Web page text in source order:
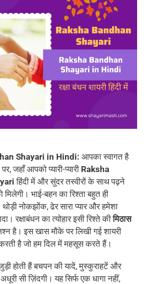
Shayari in Hindi: आपका स्वागत है
जहाँ आपको प्यारी-प्यारी Raksha
हिंदी में और सुंदर तस्वीरों के साथ पढ़ने
भाई-बहन का रिश्ता बहुत ही
नोकझोंक, ढेर सारा प्यार और हमेशा
रक्षाबंधन का त्योहार इसी रिश्ते कीमिठास
है। इस खास मौके पर लिखी गई शायरी
करती है जो हम दिल में महसूस करते हैं।
होती हैं बचपन की यादें, मुस्कुराहटें और
सी ज़िंदगी। यह सिर्फ एक धागा नहीं,